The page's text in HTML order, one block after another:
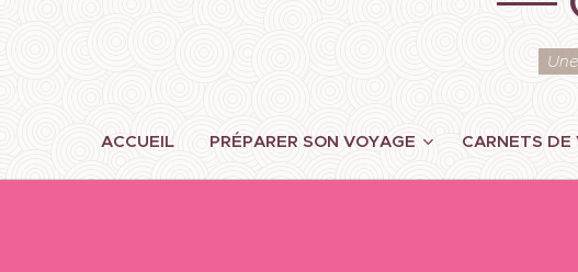
ACCUEIL PRÉPARER SON VOYAGE CARNETS DE